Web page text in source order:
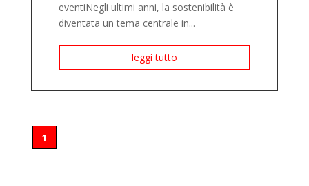
eventiNegli ultimi anni, la sostenibilità è
diventata un tema centrale in...
leggi tutto
1